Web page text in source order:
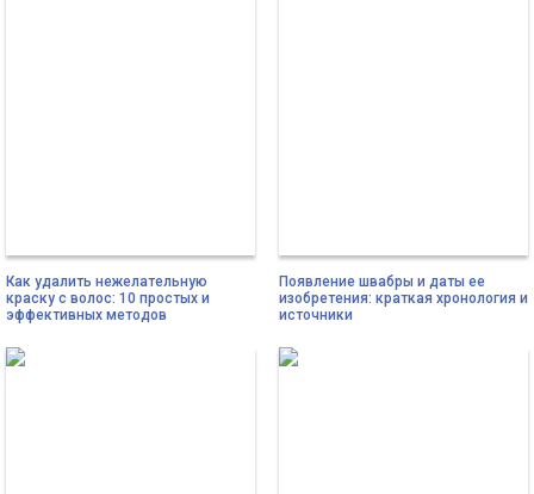
Как удалить нежелательную
краску с волос: 10 простых и
эффективных методов
Появление швабры и даты ее
изобретения: краткая хронология и
источники